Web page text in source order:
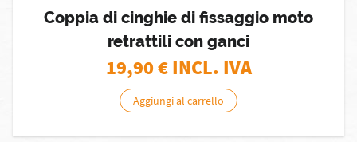
Coppia di cinghie di fissaggio moto
retrattili con ganci
19,90€ INCL. IVA
Aggiungi al carrello